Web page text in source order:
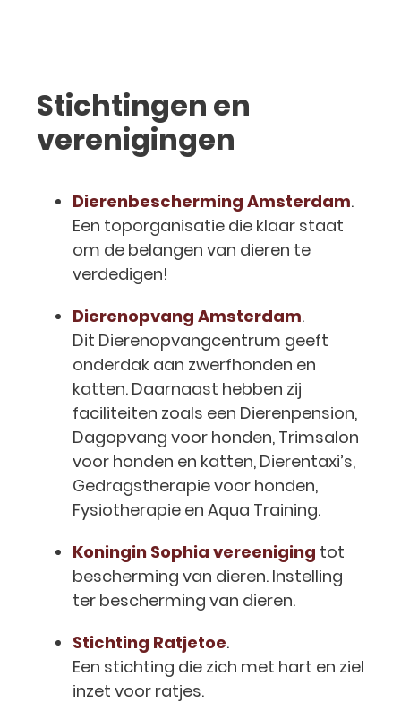
Stichtingen en
verenigingen
Dierenbescherming Amsterdam.
Een toporganisatie die klaar staat
om de belangen van dieren te
verdedigen!
Dierenopvang Amsterdam.
Dit Dierenopvangcentrum geeft
onderdak aan zwerfhonden en
katten. Daarnaast hebben zij
faciliteiten zoals een Dierenpension,
Dagopvang voor honden, Trimsalon
voor honden en katten, Dierentaxi’s,
Gedragstherapie voor honden,
Fysiotherapie en Aqua Training.
Koningin Sophia vereeniging tot
bescherming van dieren. Instelling
ter bescherming van dieren.
Stichting Ratjetoe.
Een stichting die zich met hart en ziel
inzet voor ratjes.